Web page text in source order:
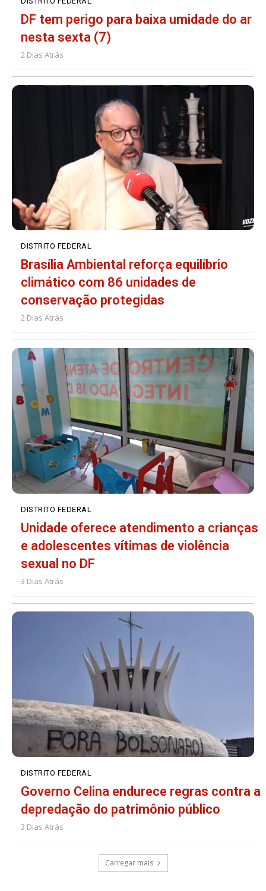
DF tem perigo para baixa umidade do ar
nesta sexta (7)
2 Dias Atrás
DISTRITO FEDERAL
Brasília Ambiental reforça equilíbrio
climático com 86 unidades de
conservação protegidas
2 Dias Atrás
DISTRITO FEDERAL
Unidade oferece atendimento a crianças
e adolescentes vítimas de violência
sexual no DF
3 Dias Atrás
DISTRITO FEDERAL
Governo Celina endurece regras contra a
depredação do patrimônio público
3 Dias Atrás
Carregar mais